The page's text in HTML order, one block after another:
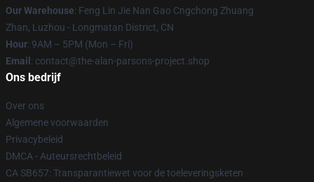
Our Warehouse: Feng Lin Jie Nan Gao Cngchong Zhuang
Zhan, Luzhou - Longmatan District, CN
Hour: 9AM – 5PM (Mon – Fri)
Email : contact@the-alan-parsons-project.shop
Ons bedrijf
Over ons
Algemene voorwaarden
Privacybeleid
DMCA - Auteursrechtbeleid
CA SB657: Transparantiewet voor de toeleveringsketen